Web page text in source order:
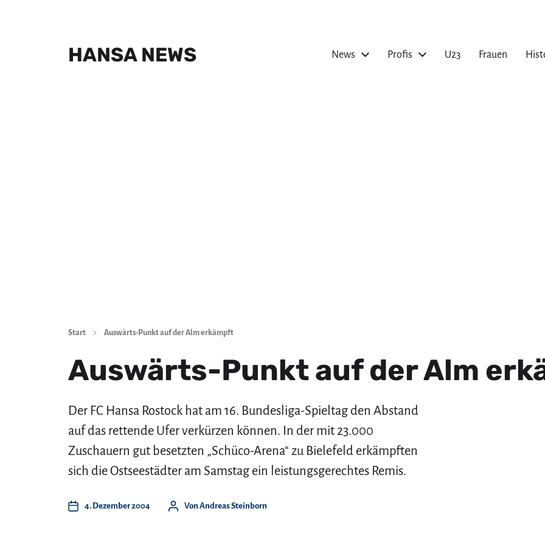
HANSA NEWS News Profis U23 Frauen
Start Auswärts-Punkt auf der Alm erkämpft
Auswärts-Punkt auf der Alm
Der FC Hansa Rostock hat am 16. Bundesliga-Spieltag den Abstand
auf das rettende Ufer verkürzen können. In der mit 23.000
Zuschauern gut besetzten „Schüco-Arena“ zu Bielefeld erkämpften
sich die Ostseestädter am Samstag ein leistungsgerechtes Remis.
4. Dezember 2004 Von Andreas Steinborn